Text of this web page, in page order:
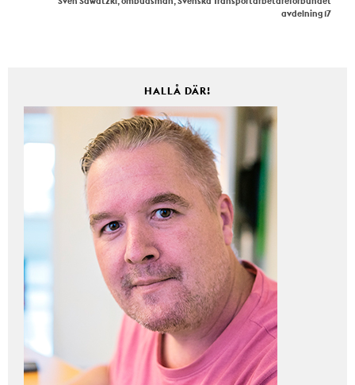
avdelning 17
HALLÅ DÄR!